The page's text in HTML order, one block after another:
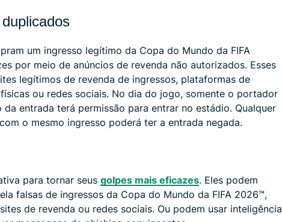
um ingresso legítimo da Copa do Mundo da FIFA
por meio de anúncios de revenda não autorizados. Esses
legítimos de revenda de ingressos, plataformas de
ou redes sociais. No dia do jogo, somente o portador
entrada terá permissão para entrar no estádio. Qualquer
o mesmo ingresso poderá ter a entrada negada.
para tornar seus golpes mais eficazes. Eles podem
falsas de ingressos da Copa do Mundo da FIFA 2026™,
de revenda ou redes sociais. Ou podem usar inteligência